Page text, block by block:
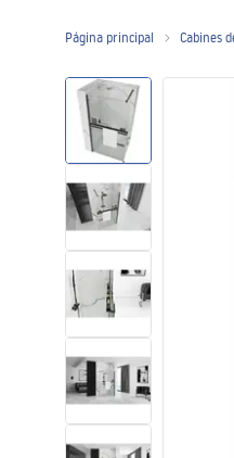
outras
Portas de duche
Bases de duche
Sumidouros de
Sanitas, lavatórios
Lava-louças e
de banho
Página principal Cabines